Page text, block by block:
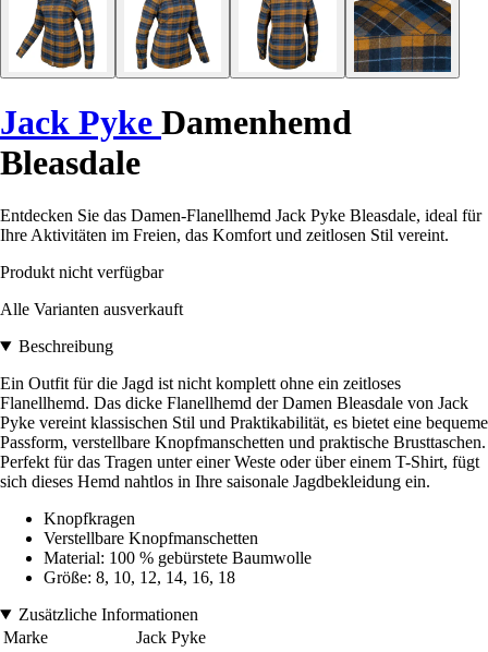
Jack Pyke Damenhemd
Bleasdale
Entdecken Sie das Damen-Flanellhemd Jack Pyke Bleasdale, ideal für
Ihre Aktivitäten im Freien, das Komfort und zeitlosen Stil vereint.
Produkt nicht verfügbar
Alle Varianten ausverkauft
Beschreibung
Ein Outfit für die Jagd ist nicht komplett ohne ein zeitloses
Flanellhemd. Das dicke Flanellhemd der Damen Bleasdale von Jack
Pyke vereint klassischen Stil und Praktikabilität, es bietet eine bequeme
Passform, verstellbare Knopfmanschetten und praktische Brusttaschen.
Perfekt für das Tragen unter einer Weste oder über einem T-Shirt, fügt
sich dieses Hemd nahtlos in Ihre saisonale Jagdbekleidung ein.
Knopfkragen
Verstellbare Knopfmanschetten
Material: 100 % gebürstete Baumwolle
Größe: 8, 10, 12, 14, 16, 18
Zusätzliche Informationen
Marke
Jack Pyke